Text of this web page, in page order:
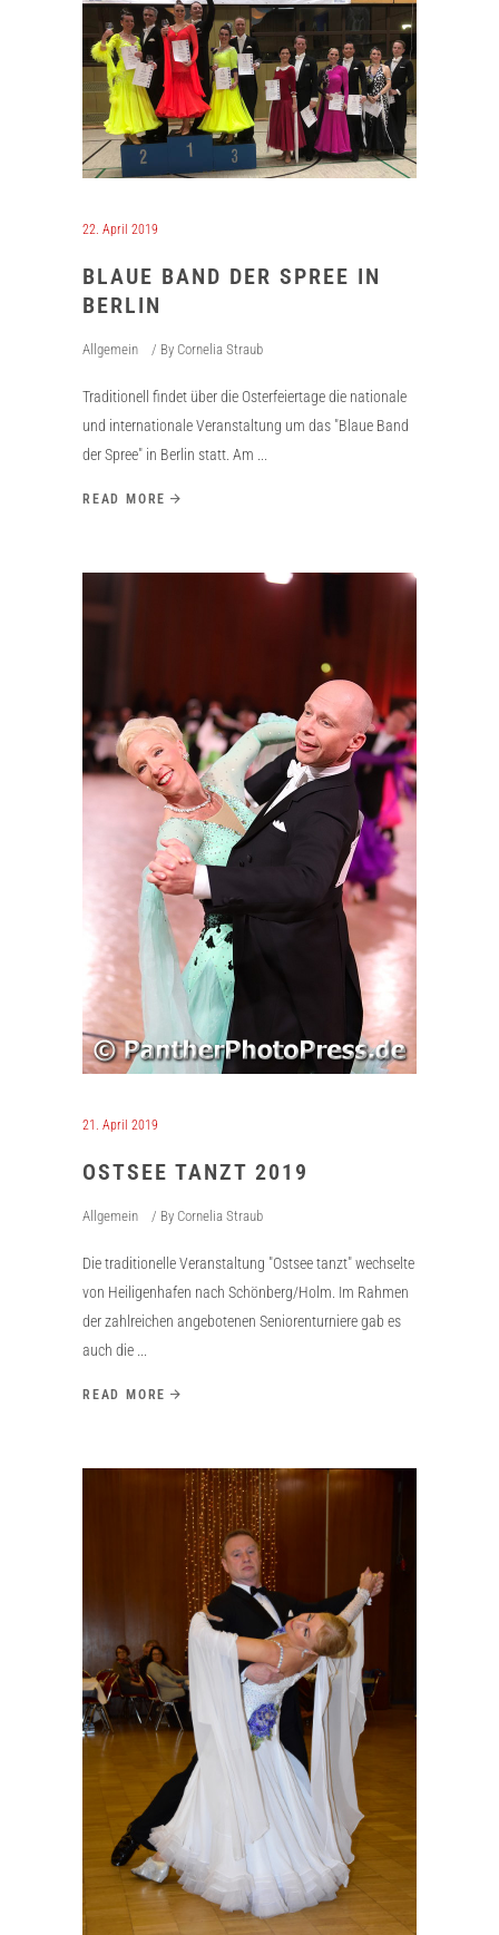
22. April 2019
BLAUE BAND DER SPREE IN
BERLIN
Allgemein By Cornelia Straub
Traditionell findet über die Osterfeiertage die nationale
und internationale Veranstaltung um das "Blaue Band
der Spree" in Berlin statt. Am
READ MORE
21. April 2019
OSTSEE TANZT 2019
Allgemein By Cornelia Straub
Die traditionelle Veranstaltung "Ostsee tanzt" wechselte
von Heiligenhafen nach Schönberg/Holm. Im Rahmen
der zahlreichen angebotenen Seniorenturniere gab es
auch die
READ MORE